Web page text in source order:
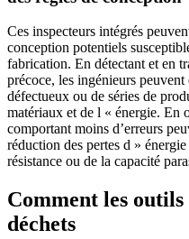
Ces inspecteurs intégrés
conception potentiels
fabrication. En détectant et en
précoce, les ingénieurs
défectueux ou de séries de
matériaux et de l « énergie. En
comportant moins d’erreurs
réduction des pertes d »
résistance ou de la capacité
Comment les
déchets